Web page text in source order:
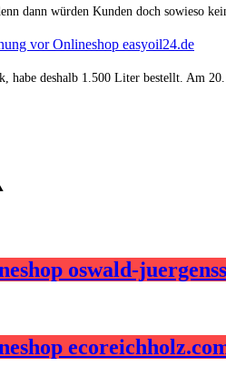
dann würden Kunden doch sowieso
vor Onlineshop easyoil24.de
habe deshalb 1.500 Liter bestellt. Am
oswald-